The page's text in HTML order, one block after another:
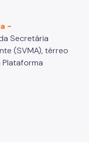
-
Secretária
(SVMA), térreo